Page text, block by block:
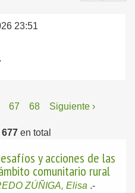
23:51
67 68 Siguiente ›
677 en total
y acciones de las
comunitario rural
ZÚÑIGA, Elisa .-